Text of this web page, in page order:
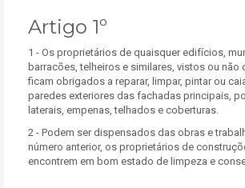
Artigo 1º
1 - Os proprietários de quaisquer edifícios,
barracões, telheiros e similares, vistos ou não
ficam obrigados a reparar, limpar, pintar ou
paredes exteriores das fachadas principais,
laterais, empenas, telhados e coberturas.
2 - Podem ser dispensados das obras e
número anterior, os proprietários de
encontrem em bom estado de limpeza e